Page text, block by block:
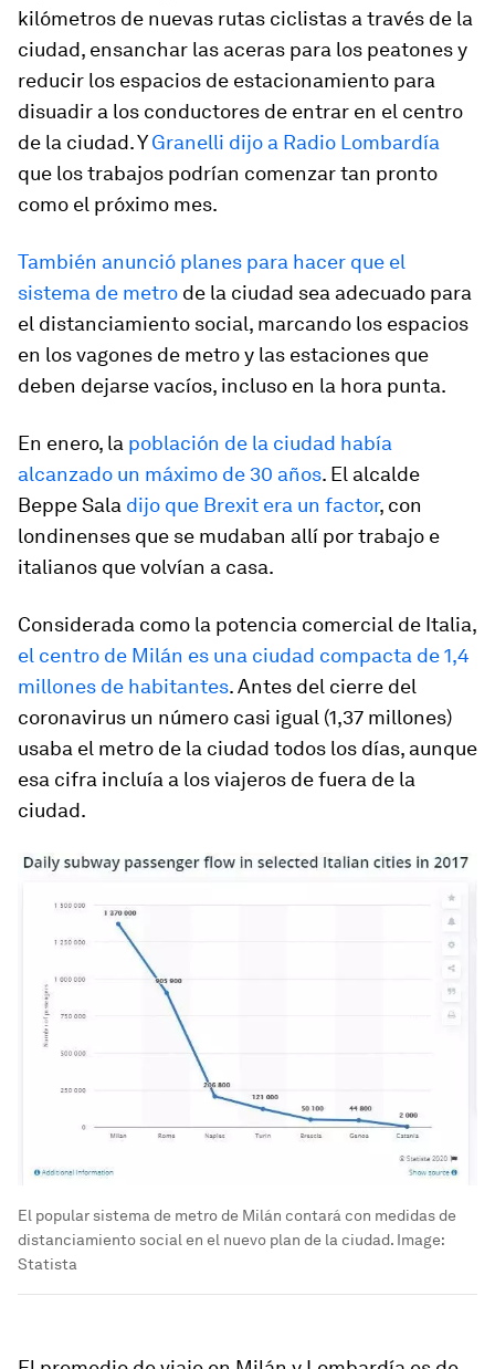
kilómetros de nuevas rutas ciclistas a través de la
ciudad, ensanchar las aceras para los peatones y
reducir los espacios de estacionamiento para
disuadir a los conductores de entrar en el centro
de la ciudad. YGranelli dijo a Radio Lombardía
que los trabajos podrían comenzar tan pronto
como el próximo mes.
También anunció planes para hacer que el
sistema de metro de la ciudad sea adecuado para
el distanciamiento social, marcando los espacios
en los vagones de metro y las estaciones que
deben dejarse vacíos, incluso en la hora punta.
En enero, la población de la ciudad había
alcanzado un máximo de 30 años. El alcalde
Beppe Sala dijo que Brexit era un factor, con
londinenses que se mudaban allí por trabajo e
italianos que volvían a casa.
Considerada como la potencia comercial de Italia,
el centro de Milán es una ciudad compacta de 1,4
millones de habitantes. Antes del cierre del
coronavirus un número casi igual (1,37 millones)
usaba el metro de la ciudad todos los días, aunque
esa cifra incluía a los viajeros de fuera de la
ciudad.
El popular sistema de metro de Milán contará con medidas de
distanciamiento social en el nuevo plan de la ciudad. Image:
Statista